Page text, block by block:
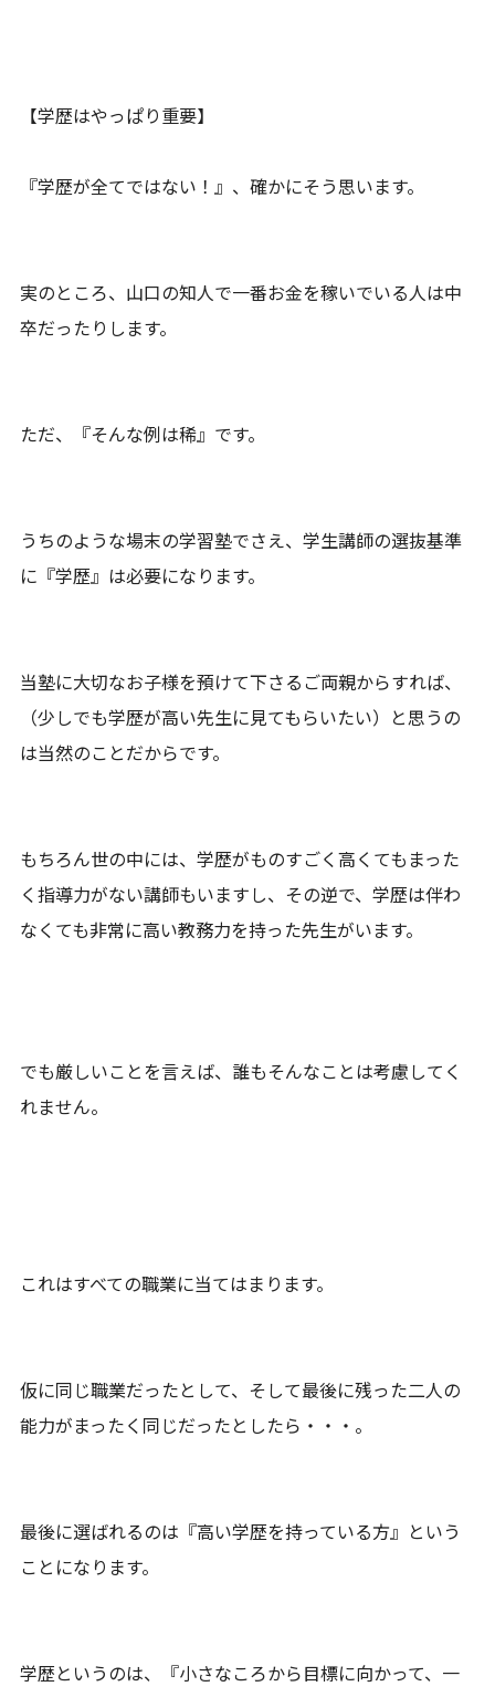
【学歴はやっぱり重要】
『学歴が全てではない！』、確かにそう思います。
実のところ、山口の知人で一番お金を稼いでいる人は中
卒だったりします。
ただ、『そんな例は稀』です。
うちのような場末の学習塾でさえ、学生講師の選抜基準
に『学歴』は必要になります。
当塾に大切なお子様を預けて下さるご両親からすれば、
（少しでも学歴が高い先生に見てもらいたい）と思うの
は当然のことだからです。
もちろん世の中には、学歴がものすごく高くてもまった
く指導力がない講師もいますし、その逆で、学歴は伴わ
なくても非常に高い教務力を持った先生がいます。
でも厳しいことを言えば、誰もそんなことは考慮してく
れません。
これはすべての職業に当てはまります。
仮に同じ職業だったとして、そして最後に残った二人の
能力がまったく同じだったとしたら・・・。
最後に選ばれるのは『高い学歴を持っている方』という
ことになります。
学歴というのは、『小さなころから目標に向かって、一